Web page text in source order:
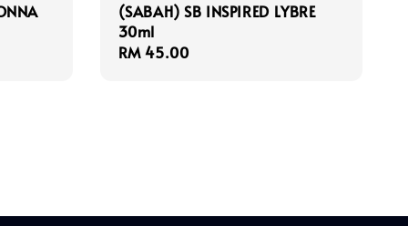
(SABAH) SB INSPIRED LYBRE
30ml
Regular
RM 45.00